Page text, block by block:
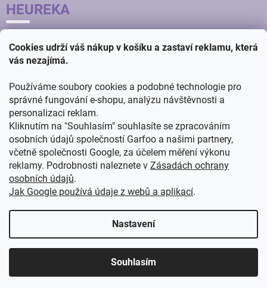
Cookies udrží váš nákup v košíku a zastaví reklamu, která
vás nezajímá.
Používáme soubory cookies a podobné technologie pro
správné fungování e-shopu, analýzu návštěvnosti a
personalizaci reklam.
Kliknutím na "Souhlasím" souhlasíte se zpracováním
osobních údajů společností Garfoo a našimi partnery,
včetně společnosti Google, za účelem měření výkonu
reklamy. Podrobnosti naleznete v Zásadách ochrany
osobních údajů.
Jak Google používá údaje z webů a aplikací.
Nastavení
Souhlasím
HEUREKA
práva vyhrazena.